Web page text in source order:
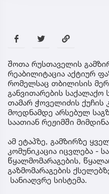
შოთა რუსთაველის
რეაბილიტაცია აქტიურ
რომელსაც თბილისის
განვითარების საქალაქო
თამარ ჭოველიძის ქუჩის
მოედნამდე არსებულ
საათიან რეჟიმში
ამ ეტაპზე, გამზირზე
კომუნიკაცია იცვლება -
წყალმომარაგების,
გაზმომარაგების
სანიაღვრე სისტემა.